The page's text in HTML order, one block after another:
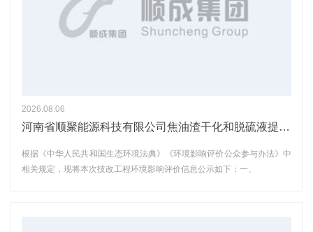
2026.08.06
河南省顺聚能源科技有限公司焦油渣干化和脱硫液提盐项目环境影响报告书 征求意见稿公示
根据《中华人民共和国生态环境法典》《环境影响评价公众参与办法》中
相关规定，现将本次技改工程环境影响评价信息公示如下：一、